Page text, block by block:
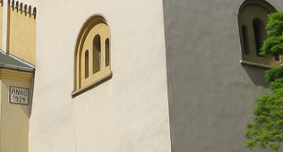
ACESSE A LISTA COMPLETA DE FRATERNIDADES